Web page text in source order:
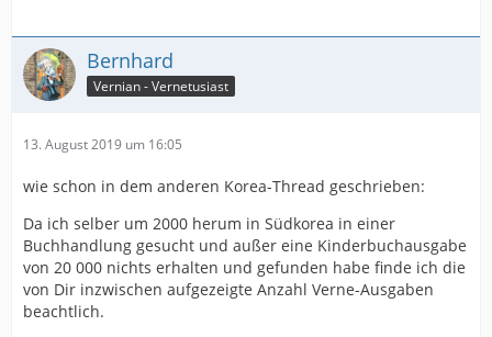
Bernhard
Vernian - Vernetusiast
13. August 2019 um 16:05
wie schon in dem anderen Korea-Thread geschrieben:
Da ich selber um 2000 herum in Südkorea in einer
Buchhandlung gesucht und außer eine Kinderbuchausgabe
von 20 000 nichts erhalten und gefunden habe finde ich die
von Dir inzwischen aufgezeigte Anzahl Verne-Ausgaben
beachtlich.